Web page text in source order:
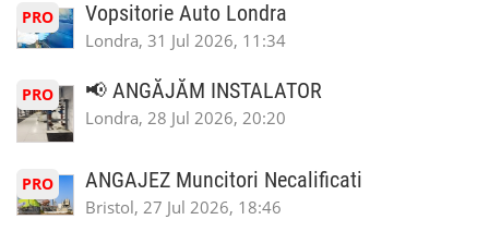
PRO Vopsitorie Auto Londra
Londra, 31 Jul 2026, 11:34
PRO 📢 ANGĂJĂM INSTALATOR
Londra, 28 Jul 2026, 20:20
PRO ANGAJEZ Muncitori Necalificati
Bristol, 27 Jul 2026, 18:46